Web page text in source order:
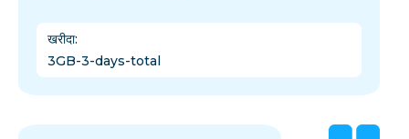
खरीदा:
3GB-3-days-total